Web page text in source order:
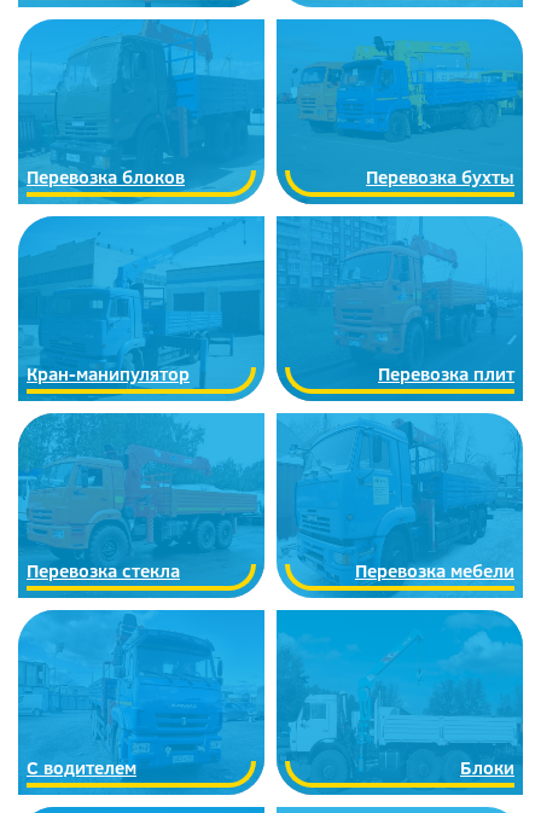
Перевозка блоков Перевозка бухты
Кран-манипулятор Перевозка плит
Перевозка стекла Перевозка мебели
С водителем Блоки